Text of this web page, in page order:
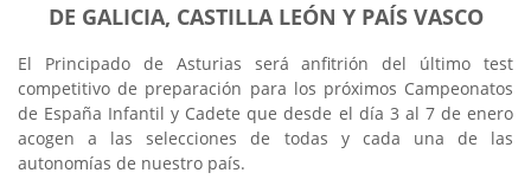
DE GALICIA, CASTILLA LEÓN Y PAÍS VASCO
El Principado de Asturias será anfitrión del último test
competitivo de preparación para los próximos Campeonatos
de España Infantil y Cadete que desde el día 3 al 7 de enero
acogen a las selecciones de todas y cada una de las
autonomías de nuestro país.